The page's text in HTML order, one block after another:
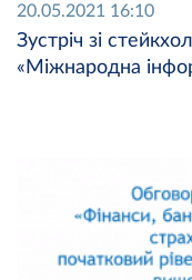
20.05.2021 16:10
Зустріч зі
«Міжнародна